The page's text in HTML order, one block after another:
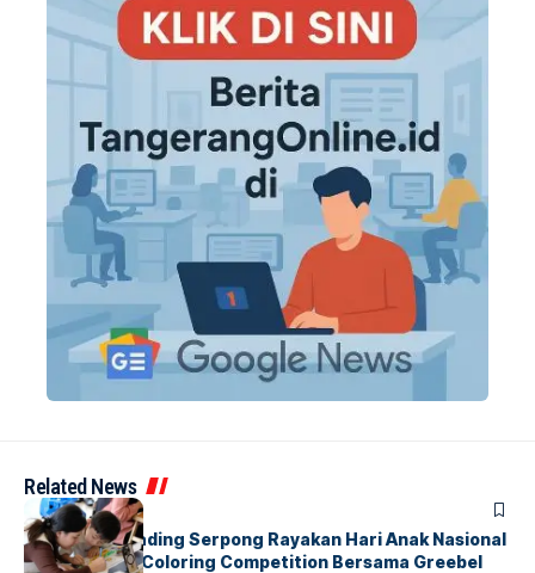
Related News
BERITAINDEX
Atria Hotel Gading Serpong Rayakan Hari Anak Nasional
Lewat Family Coloring Competition Bersama Greebel